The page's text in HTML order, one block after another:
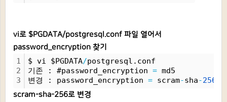
vi로 $PGDATA/postgresql.conf 파일 열어서
password_encryption 찾기
1
2
3
$ vi $PGDATA/postgresql.conf
기존 : #password_encryption = md5
변경 : password_encryption = scram-sha-256
scram-sha-256로 변경